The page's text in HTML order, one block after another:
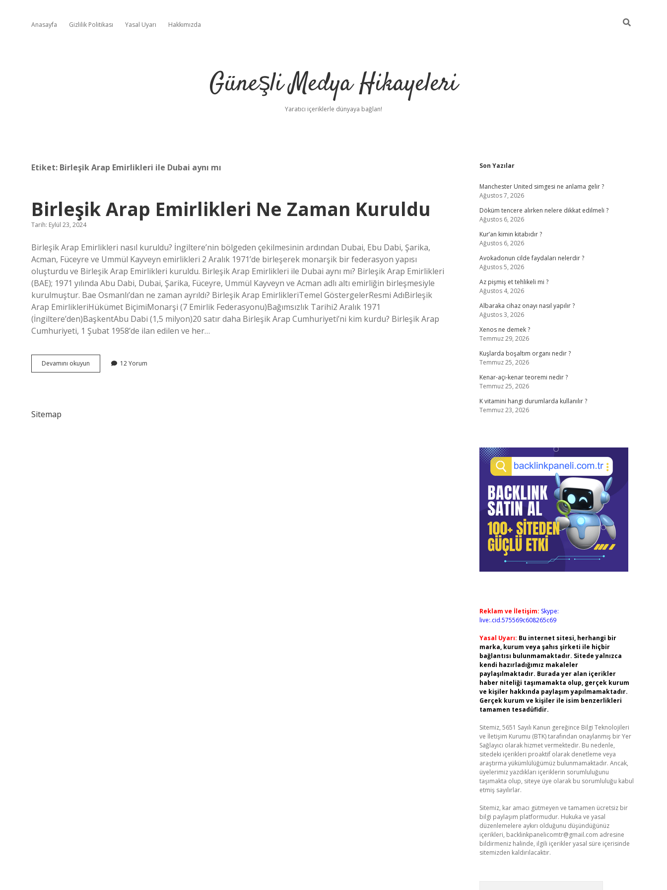
Anasayfa Gizlilik Politikası Yasal Uyarı Hakkımızda
Güneşli Medya Hikayeleri
Yaratıcı içeriklerle dünyaya bağlan!
Etiket: Birleşik Arap Emirlikleri ile Dubai aynı mı
Birleşik Arap Emirlikleri Ne Zaman Kuruldu
Tarih: Eylül 23, 2024
Birleşik Arap Emirlikleri nasıl kuruldu? İngiltere’nin bölgeden çekilmesinin ardından Dubai, Ebu Dabi, Şarika,
Acman, Füceyre ve Ummül Kayveyn emirlikleri 2 Aralık 1971’de birleşerek monarşik bir federasyon yapısı
oluşturdu ve Birleşik Arap Emirlikleri kuruldu. Birleşik Arap Emirlikleri ile Dubai aynı mı? Birleşik Arap Emirlikleri
(BAE); 1971 yılında Abu Dabi, Dubai, Şarika, Füceyre, Ummül Kayveyn ve Acman adlı altı emirliğin birleşmesiyle
kurulmuştur. Bae Osmanlı’dan ne zaman ayrıldı? Birleşik Arap EmirlikleriTemel GöstergelerResmi AdıBirleşik
Arap EmirlikleriHükümet BiçimiMonarşi (7 Emirlik Federasyonu)Bağımsızlık Tarihi2 Aralık 1971
(İngiltere’den)BaşkentAbu Dabi (1,5 milyon)20 satır daha Birleşik Arap Cumhuriyeti’ni kim kurdu? Birleşik Arap
Cumhuriyeti, 1 Şubat 1958’de ilan edilen ve her…
Devamını okuyun
Arap
12 Yorum
Sitemap
Sidebar
Son Yazılar
Manchester United simgesi ne anlama gelir ?
Ağustos 7, 2026
Döküm tencere alırken nelere dikkat edilmeli ?
Ağustos 6, 2026
Kur’an kimin kitabıdır ?
Ağustos 6, 2026
Avokadonun cilde faydaları nelerdir ?
Ağustos 5, 2026
Az pişmiş et tehlikeli mi ?
Ağustos 4, 2026
Albaraka cihaz onayı nasıl yapılır ?
Ağustos 3, 2026
Xenos ne demek ?
Temmuz 29, 2026
Kuşlarda boşaltım organı nedir ?
Temmuz 25, 2026
Kenar-açı-kenar teoremi nedir ?
Temmuz 25, 2026
K vitamini hangi durumlarda kullanılır ?
Temmuz 23, 2026
Reklam ve İletişim: Skype:
live:.cid.575569c608265c69
Yasal Uyarı: Bu internet sitesi, herhangi bir
marka, kurum veya şahıs şirketi ile hiçbir
bağlantısı bulunmamaktadır. Sitede yalnızca
kendi hazırladığımız makaleler
paylaşılmaktadır. Burada yer alan içerikler
haber niteliği taşımamakta olup, gerçek kurum
ve kişiler hakkında paylaşım yapılmamaktadır.
Gerçek kurum ve kişiler ile isim benzerlikleri
tamamen tesadüfidir.
Sitemiz, 5651 Sayılı Kanun gereğince Bilgi Teknolojileri
ve İletişim Kurumu (BTK) tarafından onaylanmış bir Yer
Sağlayıcı olarak hizmet vermektedir. Bu nedenle,
sitedeki içerikleri proaktif olarak denetleme veya
araştırma yükümlülüğümüz bulunmamaktadır. Ancak,
üyelerimiz yazdıkları içeriklerin sorumluluğunu
taşımakta olup, siteye üye olarak bu sorumluluğu kabul
etmiş sayılırlar.
Sitemiz, kar amacı gütmeyen ve tamamen ücretsiz bir
bilgi paylaşım platformudur. Hukuka ve yasal
düzenlemelere aykırı olduğunu düşündüğünüz
içerikleri, backlinkpanelicomtr@gmail.com adresine
bildirmeniz halinde, ilgili içerikler yasal süre içerisinde
sitemizden kaldırılacaktır.